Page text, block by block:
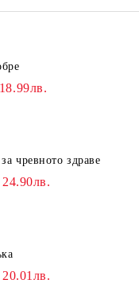
18.99лв.
чревното здраве
24.90лв.
20.01лв.